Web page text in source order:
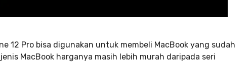
12 Pro bisa digunakan untuk membeli MacBook yang sudah
MacBook harganya masih lebih murah daripada seri